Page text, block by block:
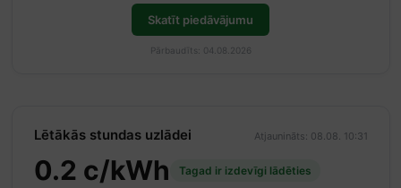
Skatīt piedāvājumu
Pārbaudīts: 04.08.2026
Lētākās stundas uzlādei Atjaunināts: 08.08. 10:31
0.2 c/kWh Tagad ir izdevīgi lādēties